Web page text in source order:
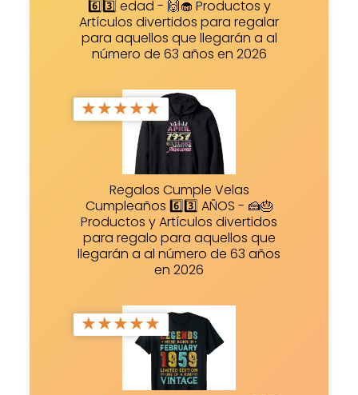
6️⃣3️⃣ edad - 🙌🧁 Productos y
Artículos divertidos para regalar
para aquellos que llegarán a al
número de 63 años en 2026
★★★★★
Regalos Cumple Velas
Cumpleaños 6️⃣3️⃣ AÑOS - 🍰🎂
Productos y Artículos divertidos
para regalo para aquellos que
llegarán a al número de 63 años
en 2026
★★★★★